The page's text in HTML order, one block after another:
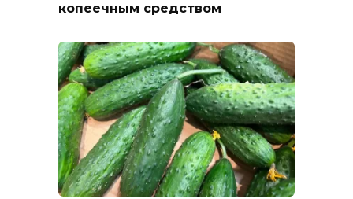
копеечным средством